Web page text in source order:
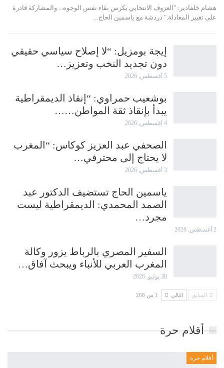
هشام خلفادير: "العزوف الانتخابي يكرس بقاء نفس الوجوه... والمشاركة قادرة
على تغيير المعادلة." دردشة مع ياسمين الحاج…
إيجة بومزيل: “لا إصلاح سياسي حقيقي
دون تجديد النخب وتعزيز…
5 أغسطس, 2026
بوشعيب حمراوي: “إنقاذ الديمقراطية
يبدأ بإنقاذ ثقة المواطن……
4 أغسطس, 2026
الصحفي عبد العزيز كوكاس: “المغرب
لا يحتاج إلى محترفي…
3 أغسطس, 2026
ياسمين الحاج تستضيف الدكتور عبد
الصمد المحمدي: الديمقراطية ليست
مجرد…
2 أغسطس, 2026
السفير المصري بالرباط يزور وكالة
المغرب العربي للأنباء ويبحث آفاق…
30 يوليو, 2026
السابق التالي 1 من 268
أقلام حرة
أقلام حرة